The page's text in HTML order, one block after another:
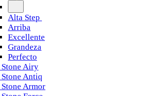
Alta Step
Arriba
Excellente
Grandeza
Perfecto
Airy
Antiq
Armor